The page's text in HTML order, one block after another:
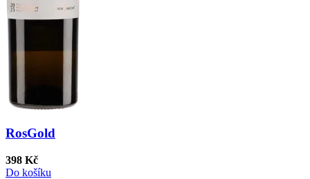
RosGold
398 Kč
Do košíku